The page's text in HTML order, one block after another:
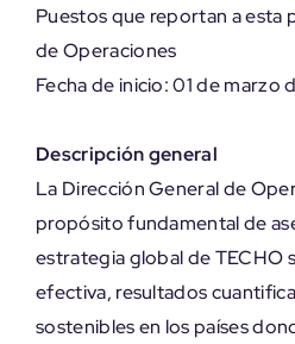
Puestos que reportan a esta
de Operaciones
Fecha de inicio: 01 de marzo
Descripción general
La Dirección General de
propósito fundamental de
estrategia global de TECHO
efectiva, resultados
sostenibles en los países